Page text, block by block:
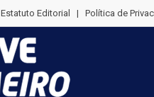
Estatuto Editorial | Política de